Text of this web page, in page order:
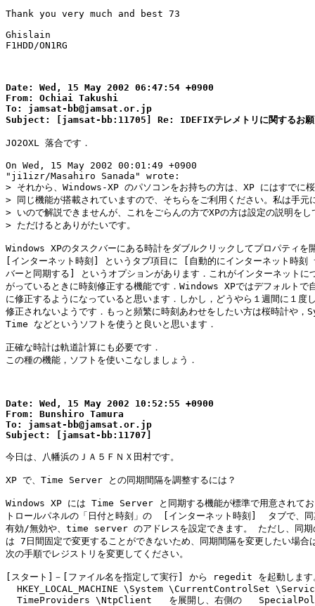
Thank you very much and best 73
Ghislain
F1HDD/ON1RG
Date: Wed, 15 May 2002 06:47:54 +0900
From: Ochiai Takushi
To: jamsat-bb@jamsat.or.jp
JO2OXL 落合です．
On Wed, 15 May 2002 00:01:49 +0900
"ji1izr/Masahiro Sanada" wrote:
> それから、Windows-XP のパソコンをお持ちの方は、XP にはすでに
> 同じ機能が搭載されていますので、そちらをご利用ください。私は手元
> いので解説できませんが、これをごらんの方でXPの方は設定の説明をし
> ただけるとありがたいです。
Windows XPのタスクバーにある時計をダブルクリックしてプロパティを
[インターネット時刻] というタブ項目に [自動的にインターネット時刻
バーと同期する] というオプションがあります．これがインターネットに
がっているときに時刻修正する機能です．Windows XPではデフォルトで
に修正するようになっていると思います．しかし，どうやら１週間に１度
修正されないようです．もっと頻繁に時刻あわせをしたい方は桜時計や，
Time などというソフトを使うと良いと思います．
正確な時計は軌道計算にも必要です．
この種の機能，ソフトを使いこなしましょう．
Date: Wed, 15 May 2002 10:52:55 +0900
From: Bunshiro Tamura
To: jamsat-bb@jamsat.or.jp
今日は、八幡浜のＪＡ５ＦＮＸ田村です。
XP で、Time Server との同期間隔を調整するには？
Windows XP には Time Server と同期する機能が標準で用意されてお
トロールパネルの「日付と時刻」の  [インターネット時刻]  タブで、同
有効/無効や、time server のアドレスを設定できます。 ただし、同期
は 7日間固定で変更することができないため、同期間隔を変更したい場合
次の手順でレジストリを変更してください。
[スタート]－[ファイル名を指定して実行] から regedit を起動します
HKEY_LOCAL_MACHINE \System \CurrentControlSet
TimeProviders \NtpClient   を展開し、右側の